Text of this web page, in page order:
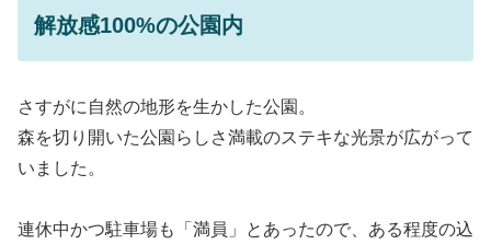
解放感100%の公園内
さすがに自然の地形を生かした公園。
森を切り開いた公園らしさ満載のステキな光景が広がって
いました。
連休中かつ駐車場も「満員」とあったので、ある程度の込